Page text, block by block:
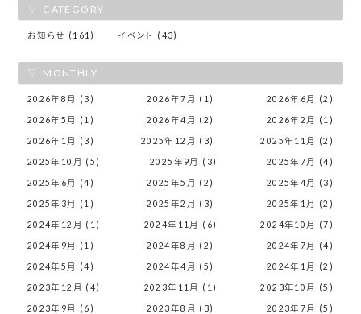
CATEGORY
お知らせ (161) イベント (43)
MONTHLY
2026年8月 (3) 2026年7月 (1) 2026年6月 (2)
2026年5月 (1) 2026年4月 (2) 2026年2月 (1)
2026年1月 (3) 2025年12月 (3) 2025年11月 (2)
2025年10月 (5) 2025年9月 (3) 2025年7月 (4)
2025年6月 (4) 2025年5月 (2) 2025年4月 (3)
2025年3月 (1) 2025年2月 (3) 2025年1月 (2)
2024年12月 (1) 2024年11月 (6) 2024年10月 (7)
2024年9月 (1) 2024年8月 (2) 2024年7月 (4)
2024年5月 (4) 2024年4月 (5) 2024年1月 (2)
2023年12月 (4) 2023年11月 (1) 2023年10月 (5)
2023年9月 (6) 2023年8月 (3) 2023年7月 (5)